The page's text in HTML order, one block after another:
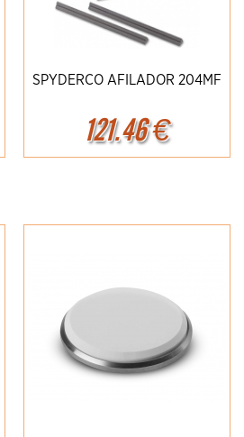
SPYDERCO AFILADOR 204MF
121.46€
Ampliar Detalles